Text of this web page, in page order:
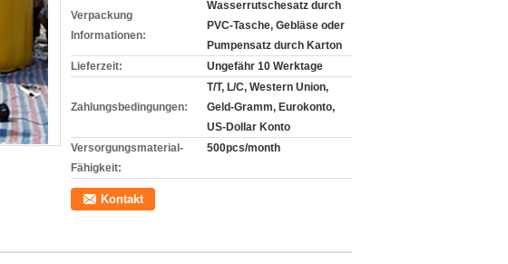
Verpackung
Informationen:
Wasserrutschesatz durch
PVC-Tasche, Gebläse oder
Pumpensatz durch Karton
Lieferzeit:
Ungefähr 10 Werktage
Zahlungsbedingungen:
T/T, L/C, Western Union,
Geld-Gramm, Eurokonto,
US-Dollar Konto
Versorgungsmaterial-
Fähigkeit:
500pcs/month
Kontakt